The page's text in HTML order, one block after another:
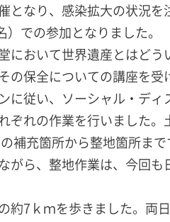
となり、感染拡大の状況
での参加となりました。
において世界遺産とはど
の保全についての講座を
に従い、ソーシャル・デ
ぞれの作業を行いました
補充箇所から整地箇所ま
ら、整地作業は、今回
7ｋｍを歩きました。両